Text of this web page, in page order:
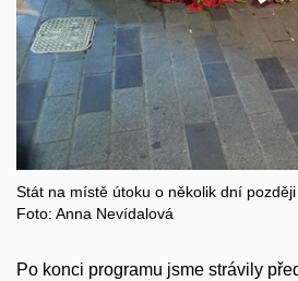
Stát na místě útoku o několik dní
Foto: Anna Nevídalová
Po konci programu jsme strávily